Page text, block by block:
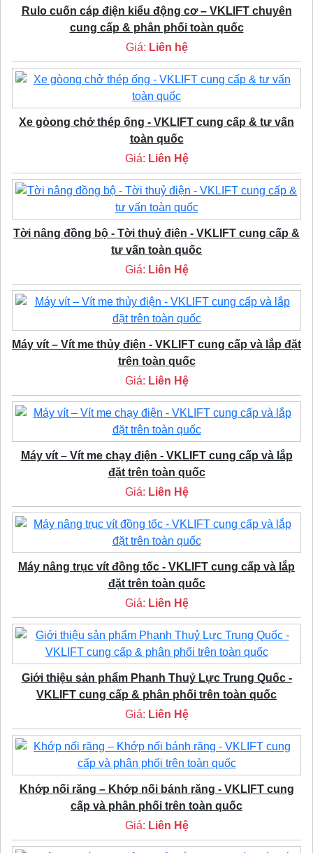
Rulo cuốn cáp điện kiểu động cơ – VKLIFT chuyên
cung cấp & phân phối toàn quốc
Giá: Liên hệ
Xe gòong chở thép ống - VKLIFT cung cấp & tư vấn
toàn quốc
Giá: Liên Hệ
Tời nâng đồng bộ - Tời thuỷ điện - VKLIFT cung cấp &
tư vấn toàn quốc
Giá: Liên Hệ
Máy vít – Vít me thủy điện - VKLIFT cung cấp và lắp đặt
trên toàn quốc
Giá: Liên Hệ
Máy vít – Vít me chạy điện - VKLIFT cung cấp và lắp
đặt trên toàn quốc
Giá: Liên Hệ
Máy nâng trục vít đồng tốc - VKLIFT cung cấp và lắp
đặt trên toàn quốc
Giá: Liên Hệ
Giới thiệu sản phẩm Phanh Thuỷ Lực Trung Quốc -
VKLIFT cung cấp & phân phối trên toàn quốc
Giá: Liên Hệ
Khớp nối răng – Khớp nối bánh răng - VKLIFT cung
cấp và phân phối trên toàn quốc
Giá: Liên Hệ